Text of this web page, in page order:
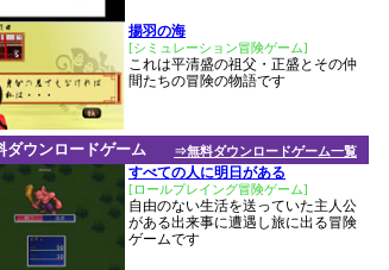
揚羽の海
[シミュレーション冒険ゲーム]
これは平清盛の祖父・正盛とその仲
間たちの冒険の物語です
⇒無料ダウンロードゲーム一覧
ダウンロードゲーム
すべての人に明日がある
[ロールプレイング冒険ゲーム]
自由のない生活を送っていた主人公
がある出来事に遭遇し旅に出る冒険
ゲームです